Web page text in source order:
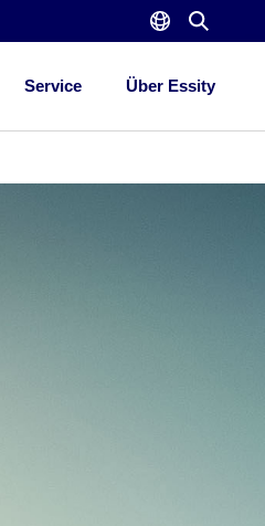
Service Über Essity